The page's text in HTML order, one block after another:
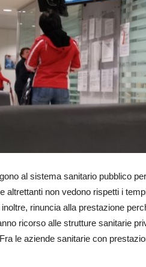
al sistema sanitario pubblico
altrettanti non vedono rispetti i
rinuncia alla prestazione
ricorso alle strutture sanitarie
le aziende sanitarie con